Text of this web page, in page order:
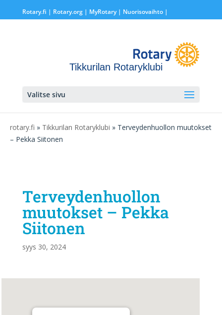
Rotary.fi | Rotary.org| MyRotary | Nuorisovaihto|
Tikkurilan Rotaryklubi
Valitse sivu
rotary.fi » Tikkurilan Rotaryklubi » Terveydenhuollon muutokset
– Pekka Siitonen
Terveydenhuollon
muutokset – Pekka
Siitonen
syys 30, 2024